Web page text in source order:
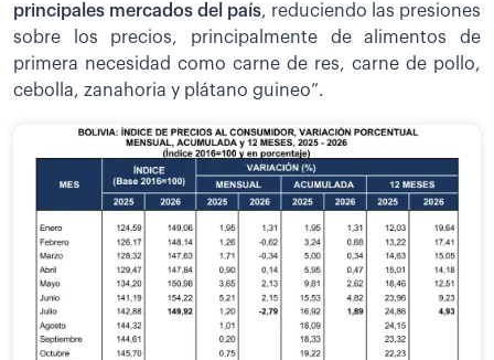
principales mercados del país, reduciendo las presiones
sobre los precios, principalmente de alimentos de
primera necesidad como carne de res, carne de pollo,
cebolla, zanahoria y plátano guineo”.